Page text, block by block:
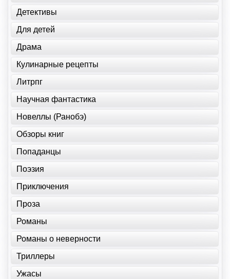
Детективы
Для детей
Драма
Кулинарные рецепты
Литрпг
Научная фантастика
Новеллы (Ранобэ)
Обзоры книг
Попаданцы
Поэзия
Приключения
Проза
Романы
Романы о неверности
Триллеры
Ужасы